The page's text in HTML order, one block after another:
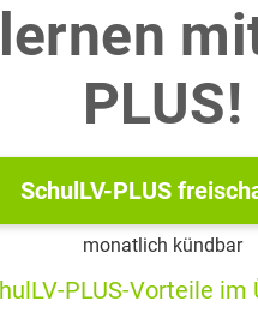
PLUS!
SchulLV-PLUS
monatlich kündbar
PLUS-Vorteile im